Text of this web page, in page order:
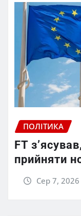
ПОЛІТИКА
FT
прийняти
Сер 7, 2026